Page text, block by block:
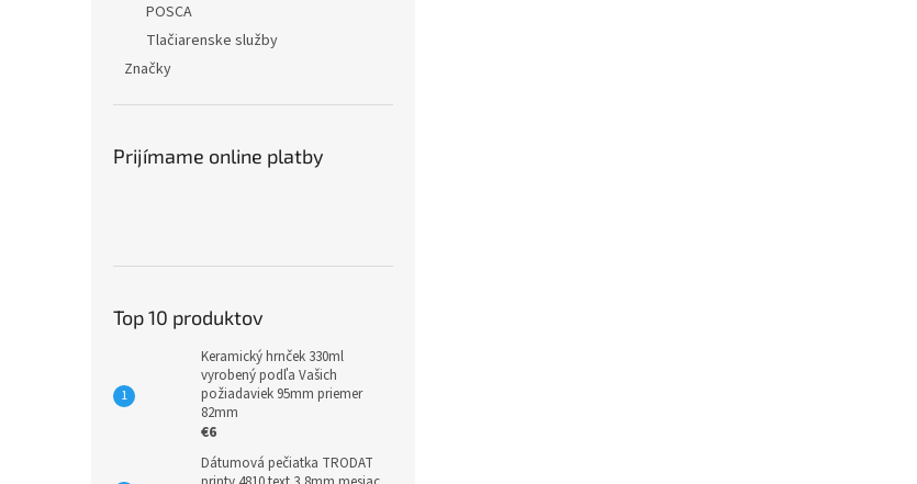
POSCA
Tlačiarenske služby
Značky
Prijímame online platby
Top 10 produktov
Keramický hrnček 330ml
vyrobený podľa Vašich
požiadaviek 95mm priemer
82mm
€6
Dátumová pečiatka TRODAT